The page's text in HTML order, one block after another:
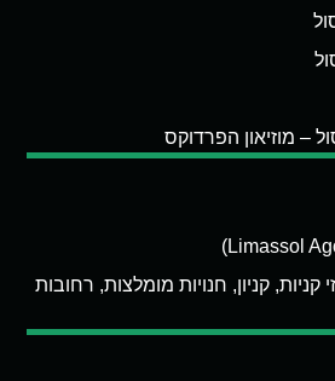
– מוזיאון הפרדוקס
קניות, קניון, חנויות מומלצות, רחובות